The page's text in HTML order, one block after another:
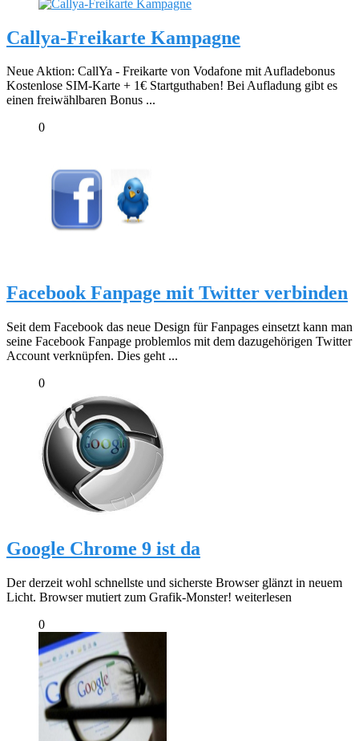
Callya-Freikarte Kampagne
Neue Aktion: CallYa - Freikarte von Vodafone mit Aufladebonus
Kostenlose SIM-Karte + 1€ Startguthaben! Bei Aufladung gibt es
einen freiwählbaren Bonus ...
0
Facebook Fanpage mit Twitter verbinden
Seit dem Facebook das neue Design für Fanpages einsetzt kann man
seine Facebook Fanpage problemlos mit dem dazugehörigen Twitter
Account verknüpfen. Dies geht ...
0
Google Chrome 9 ist da
Der derzeit wohl schnellste und sicherste Browser glänzt in neuem
Licht. Browser mutiert zum Grafik-Monster! weiterlesen
0